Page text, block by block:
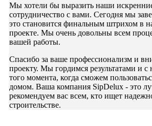
Мы хотели бы выразить наши
сотрудничество с вами. Сегодня мы
это становится финальным штрихом в
проекте. Мы очень довольны всем
вашей работы.
Спасибо за ваше профессионализм и
проекту. Мы гордимся результатами и
того момента, когда сможем
домом. Ваша компания SipDelux - это
рекомендуем вас всем, кто ищет
строительстве.